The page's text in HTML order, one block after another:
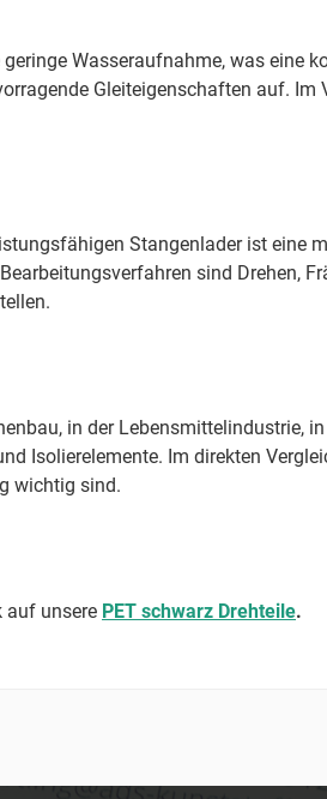
Wasseraufnahme, was eine
Gleiteigenschaften auf. Im
Stangenlader ist eine
sind Drehen,
in der Lebensmittelindustrie,
Isolierelemente. Im direkten
wichtig sind.
auf unsere PET schwarz Drehteile.